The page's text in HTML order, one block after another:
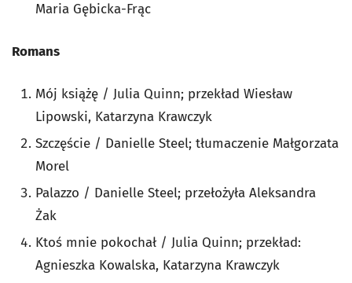
Maria Gębicka-Frąc
Romans
Mój książę / Julia Quinn; przekład Wiesław
Lipowski, Katarzyna Krawczyk
Szczęście / Danielle Steel; tłumaczenie Małgorzata
Morel
Palazzo / Danielle Steel; przełożyła Aleksandra
Żak
Ktoś mnie pokochał / Julia Quinn; przekład:
Agnieszka Kowalska, Katarzyna Krawczyk